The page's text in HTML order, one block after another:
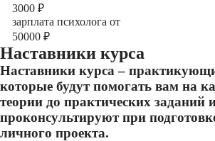
3000 ₽
зарплата психолога от
50000 ₽
Наставники курса
Наставники курса –
которые будут помогать вам на
теории до практических заданий
проконсультируют при
личного проекта.